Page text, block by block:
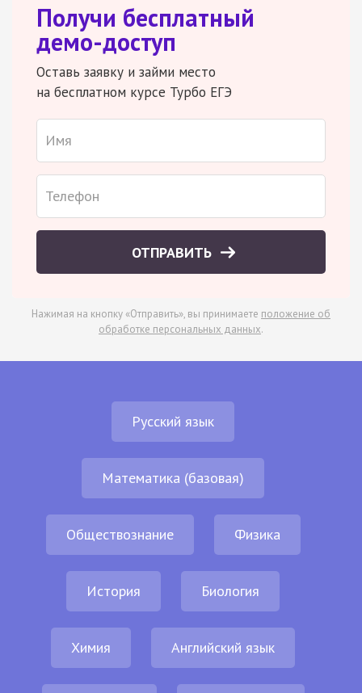
Получи бесплатный
демо-доступ
Оставь заявку и займи место
на бесплатном курсе Турбо ЕГЭ
ОТПРАВИТЬ
Нажимая на кнопку «Отправить», вы принимаете положение об
обработке персональных данных.
Русский язык
Математика (базовая)
Обществознание Физика
История Биология
Химия Английский язык